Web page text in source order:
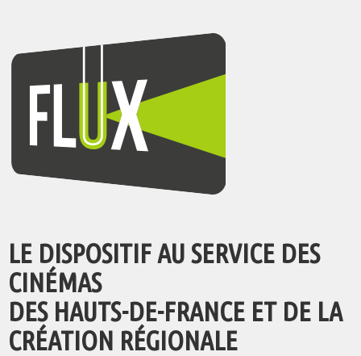
LE DISPOSITIF AU SERVICE DES
CINÉMAS
DES HAUTS-DE-FRANCE ET DE LA
CRÉATION RÉGIONALE